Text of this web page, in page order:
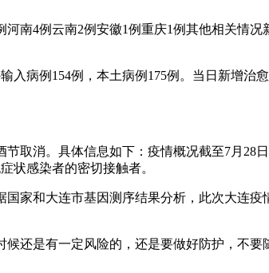
南4例云南2例安徽1例重庆1例其他相关情
病例154例，本土病例175例。当日新增治
取消。具体信息如下：疫情概况截至7月28
状感染者的密切接触者。
家和大连市基因测序结果分析，此次大连疫
还是有一定风险的，还是要做好防护，不要